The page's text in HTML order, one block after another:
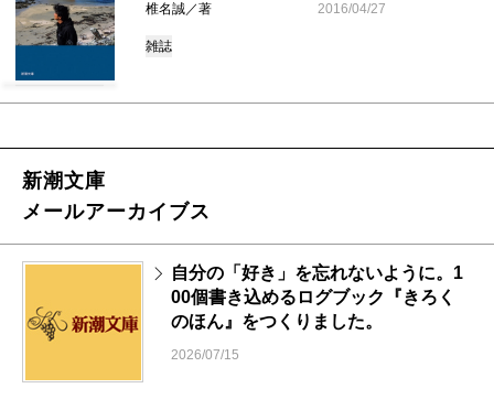
椎名誠／著 2016/04/27
雑誌
新潮文庫
メールアーカイブス
自分の「好き」を忘れないように。1
00個書き込めるログブック『きろく
のほん』をつくりました。
2026/07/15